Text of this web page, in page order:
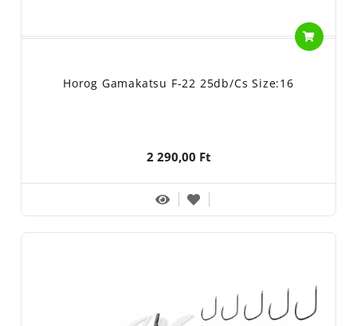
Horog Gamakatsu F-22 25db/cs Size:16
2 290,00 Ft